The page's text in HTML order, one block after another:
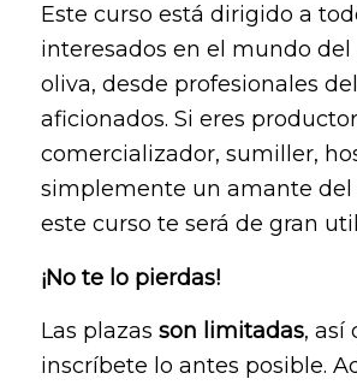
Este curso está dirigido a
interesados en el mundo del
oliva, desde profesionales
aficionados. Si eres
comercializador, sumiller,
simplemente un amante del
este curso te será de gran
¡No te lo pierdas!
Las plazas son limitadas, así
inscríbete lo antes posible.